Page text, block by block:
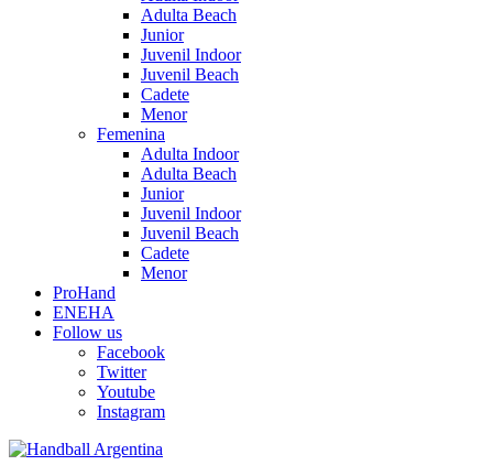
Adulta Beach
Junior
Juvenil Indoor
Juvenil Beach
Cadete
Menor
Femenina
Adulta Indoor
Adulta Beach
Junior
Juvenil Indoor
Juvenil Beach
Cadete
Menor
ProHand
ENEHA
Follow us
Facebook
Twitter
Youtube
Instagram